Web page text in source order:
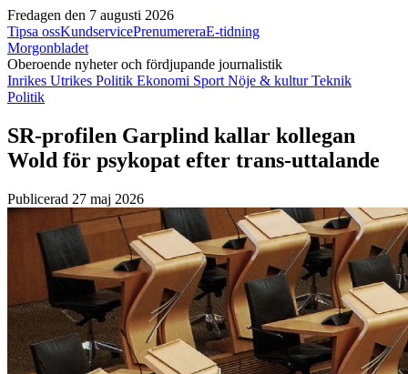
Fredagen den 7 augusti 2026
Tipsa ossKundservicePrenumereraE-tidning
Morgonbladet
Oberoende nyheter och fördjupande journalistik
Inrikes Utrikes Politik Ekonomi Sport Nöje & kulturTeknik
Politik
SR-profilen Garplind kallar kollegan
Wold för psykopat efter trans-uttalande
Publicerad 27 maj 2026